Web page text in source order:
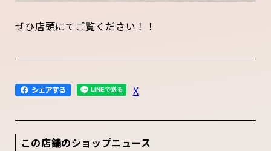
ぜひ店頭にてご覧ください！！
X
この店舗のショップニュース